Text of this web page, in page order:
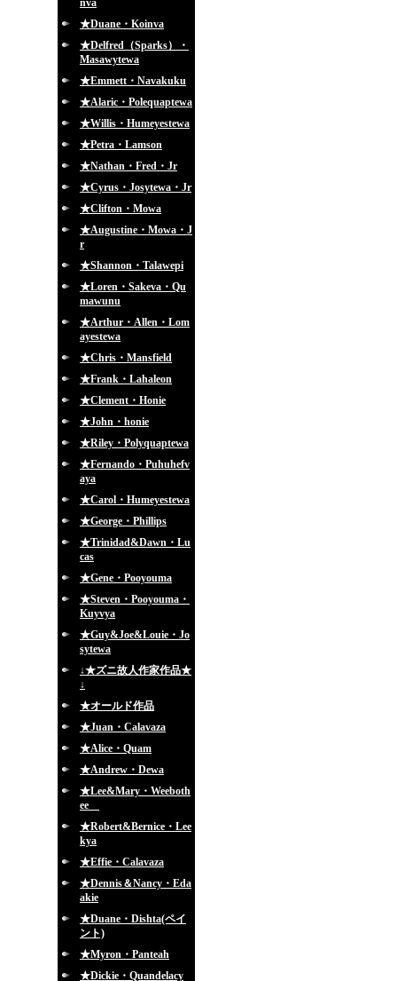
nva
★Duane・Koinva
★Delfred（Sparks）・
Masawytewa
★Emmett・Navakuku
★Alaric・Polequaptewa
★Willis・Humeyestewa
★Petra・Lamson
★Nathan・Fred・Jr
★Cyrus・Josytewa・Jr
★Clifton・Mowa
★Augustine・Mowa・J
r
★Shannon・Talawepi
★Loren・Sakeva・Qu
mawunu
★Arthur・Allen・Lom
ayestewa
★Chris・Mansfield
★Frank・Lahaleon
★Clement・Honie
★John・honie
★Riley・Polyquaptewa
★Fernando・Puhuhefv
aya
★Carol・Humeyestewa
★George・Phillips
★Trinidad&Dawn・Lu
cas
★Gene・Pooyouma
★Steven・Pooyouma・
Kuyvya
★Guy&Joe&Louie・Jo
sytewa
↓★ズニ故人作家作品★
↓
★オールド作品
★Juan・Calavaza
★Alice・Quam
★Andrew・Dewa
★Lee&Mary・Weeboth
ee
★Robert&Bernice・Lee
kya
★Effie・Calavaza
★Dennis＆Nancy・Eda
akie
★Duane・Dishta(ペイ
ント)
★Myron・Panteah
★Dickie・Quandelacy